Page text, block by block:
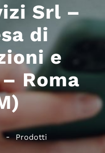
Srl –
di
e
Roma
Prodotti